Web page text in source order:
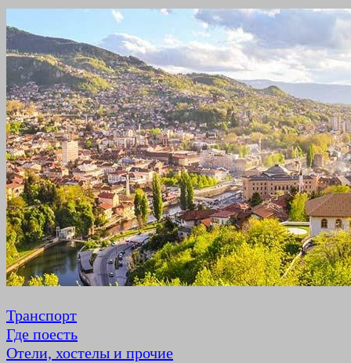
Транспорт
Где поесть
Отели, хостелы и прочие